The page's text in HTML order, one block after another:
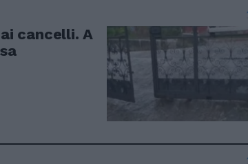
cancelli. A